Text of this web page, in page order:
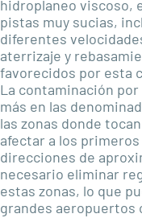
hidroplaneo viscoso,
pistas muy sucias,
diferentes
aterrizaje y
favorecidos por esta
La contaminación
más en las
las zonas donde
afectar a los
direcciones de
necesario eliminar
estas zonas, lo que
grandes aeropuertos